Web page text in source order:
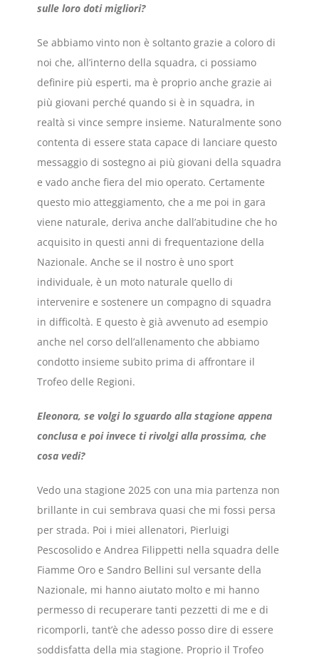
sulle loro doti migliori?
Se abbiamo vinto non è soltanto grazie a coloro di
noi che, all’interno della squadra, ci possiamo
definire più esperti, ma è proprio anche grazie ai
più giovani perché quando si è in squadra, in
realtà si vince sempre insieme. Naturalmente sono
contenta di essere stata capace di lanciare questo
messaggio di sostegno ai più giovani della squadra
e vado anche fiera del mio operato. Certamente
questo mio atteggiamento, che a me poi in gara
viene naturale, deriva anche dall’abitudine che ho
acquisito in questi anni di frequentazione della
Nazionale. Anche se il nostro è uno sport
individuale, è un moto naturale quello di
intervenire e sostenere un compagno di squadra
in difficoltà. E questo è già avvenuto ad esempio
anche nel corso dell’allenamento che abbiamo
condotto insieme subito prima di affrontare il
Trofeo delle Regioni.
Eleonora, se volgi lo sguardo alla stagione appena
conclusa e poi invece ti rivolgi alla prossima, che
cosa vedi?
Vedo una stagione 2025 con una mia partenza non
brillante in cui sembrava quasi che mi fossi persa
per strada. Poi i miei allenatori, Pierluigi
Pescosolido e Andrea Filippetti nella squadra delle
Fiamme Oro e Sandro Bellini sul versante della
Nazionale, mi hanno aiutato molto e mi hanno
permesso di recuperare tanti pezzetti di me e di
ricomporli, tant’è che adesso posso dire di essere
soddisfatta della mia stagione. Proprio il Trofeo